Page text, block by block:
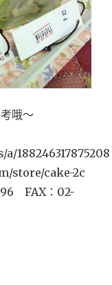
哦～
188246317875208
store/cake-2c
FAX：02-